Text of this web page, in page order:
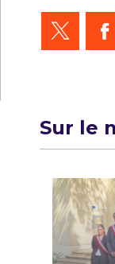
Sur le